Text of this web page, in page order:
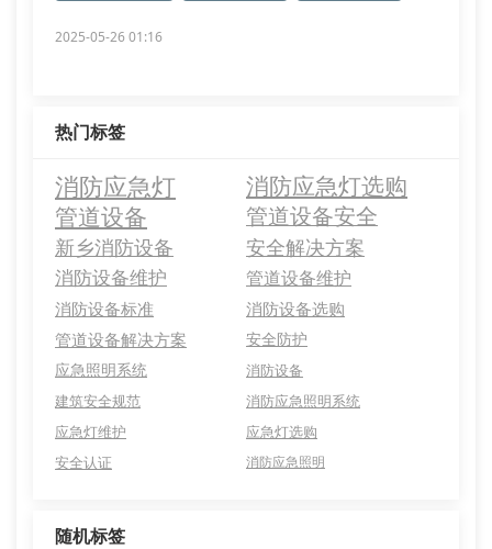
2025-05-26 01:16
热门标签
消防应急灯 消防应急灯选购
管道设备 管道设备安全
新乡消防设备 安全解决方案
消防设备维护 管道设备维护
消防设备标准
消防设备选购
管道设备解决方案
安全防护
应急照明系统
消防设备
建筑安全规范
消防应急照明系统
应急灯维护
应急灯选购
安全认证
消防应急照明
随机标签